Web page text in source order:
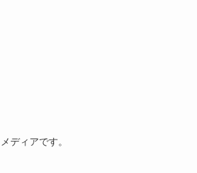
ディアです。